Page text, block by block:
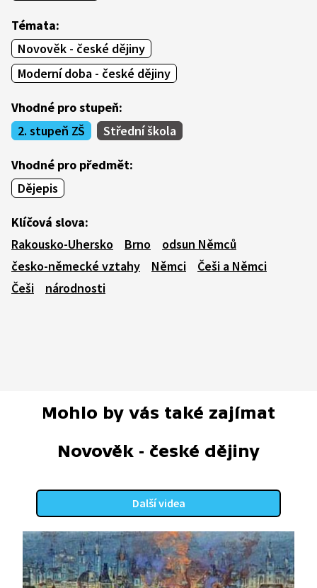
Témata:
Novověk - české dějiny
Moderní doba - české dějiny
Vhodné pro stupeň:
2. stupeň ZŠ
Střední škola
Vhodné pro předmět:
Dějepis
Klíčová slova:
Rakousko-Uhersko
Brno
odsun Němců
česko-německé vztahy
Němci
Češi a Němci
Češi
národnosti
Mohlo by vás také zajímat
Novověk - české dějiny
Další videa